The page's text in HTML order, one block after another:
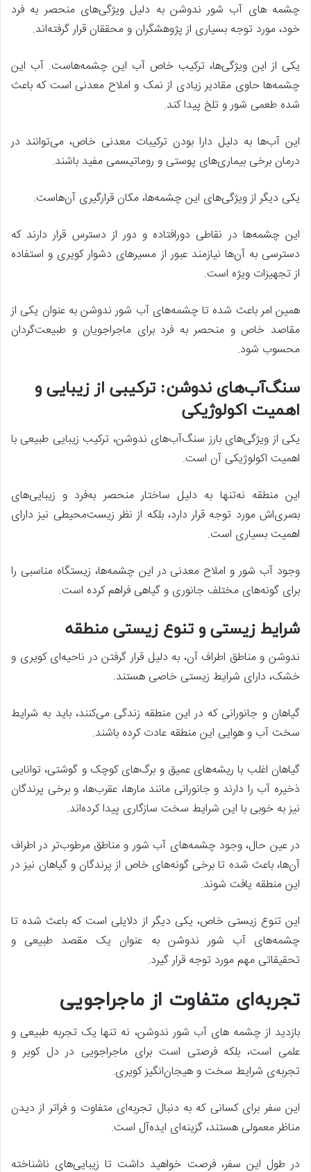
چشمه ‌های آب شور ندوشن به دلیل ویژگی‌های منحصر به فرد
خود، مورد توجه بسیاری از پژوهشگران و محققان قرار گرفته‌اند.
یکی از این ویژگی‌ها، ترکیب خاص آب این چشمه‌هاست. آب این
چشمه‌ها حاوی مقادیر زیادی از نمک و املاح معدنی است که باعث
شده طعمی شور و تلخ پیدا کند.
این آب‌ها به دلیل دارا بودن ترکیبات معدنی خاص، می‌توانند در
درمان برخی بیماری‌های پوستی و روماتیسمی مفید باشند.
یکی دیگر از ویژگی‌های این چشمه‌ها، مکان قرارگیری آن‌هاست.
این چشمه‌ها در نقاطی دورافتاده و دور از دسترس قرار دارند که
دسترسی به آن‌ها نیازمند عبور از مسیرهای دشوار کویری و استفاده
از تجهیزات ویژه است.
همین امر باعث شده تا چشمه‌های آب شور ندوشن به عنوان یکی از
مقاصد خاص و منحصر به فرد برای ماجراجویان و طبیعت‌گردان
محسوب شود.
سنگ‌آب‌های ندوشن: ترکیبی از زیبایی و
اهمیت اکولوژیکی
یکی از ویژگی‌های بارز سنگ‌آب‌های ندوشن، ترکیب زیبایی طبیعی با
اهمیت اکولوژیکی آن است.
این منطقه نه‌تنها به دلیل ساختار منحصر به‌فرد و زیبایی‌های
بصری‌اش مورد توجه قرار دارد، بلکه از نظر زیست‌محیطی نیز دارای
اهمیت بسیاری است.
وجود آب شور و املاح معدنی در این چشمه‌ها، زیستگاه مناسبی را
برای گونه‌های مختلف جانوری و گیاهی فراهم کرده است.
شرایط زیستی و تنوع زیستی منطقه
ندوشن و مناطق اطراف آن، به دلیل قرار گرفتن در ناحیه‌ای کویری و
خشک، دارای شرایط زیستی خاصی هستند.
گیاهان و جانورانی که در این منطقه زندگی می‌کنند، باید به شرایط
سخت آب و هوایی این منطقه عادت کرده باشند.
گیاهان اغلب با ریشه‌های عمیق و برگ‌های کوچک و گوشتی، توانایی
ذخیره آب را دارند و جانورانی مانند مارها، عقرب‌ها، و برخی پرندگان
نیز به خوبی با این شرایط سخت سازگاری پیدا کرده‌اند.
در عین حال، وجود چشمه‌های آب شور و مناطق مرطوب‌تر در اطراف
آن‌ها، باعث شده تا برخی گونه‌های خاص از پرندگان و گیاهان نیز در
این منطقه یافت شوند.
این تنوع زیستی خاص، یکی دیگر از دلایلی است که باعث شده تا
چشمه‌های آب شور ندوشن به عنوان یک مقصد طبیعی و
تحقیقاتی مهم مورد توجه قرار گیرد.
تجربه‌ای متفاوت از ماجراجویی
بازدید از چشمه ‌های آب شور ندوشن، نه تنها یک تجربه طبیعی و
علمی است، بلکه فرصتی است برای ماجراجویی در دل کویر و
تجربه‌ی شرایط سخت و هیجان‌انگیز کویری.
این سفر برای کسانی که به دنبال تجربه‌ای متفاوت و فراتر از دیدن
مناظر معمولی هستند، گزینه‌ای ایده‌آل است.
در طول این سفر، فرصت خواهید داشت تا زیبایی‌های ناشناخته